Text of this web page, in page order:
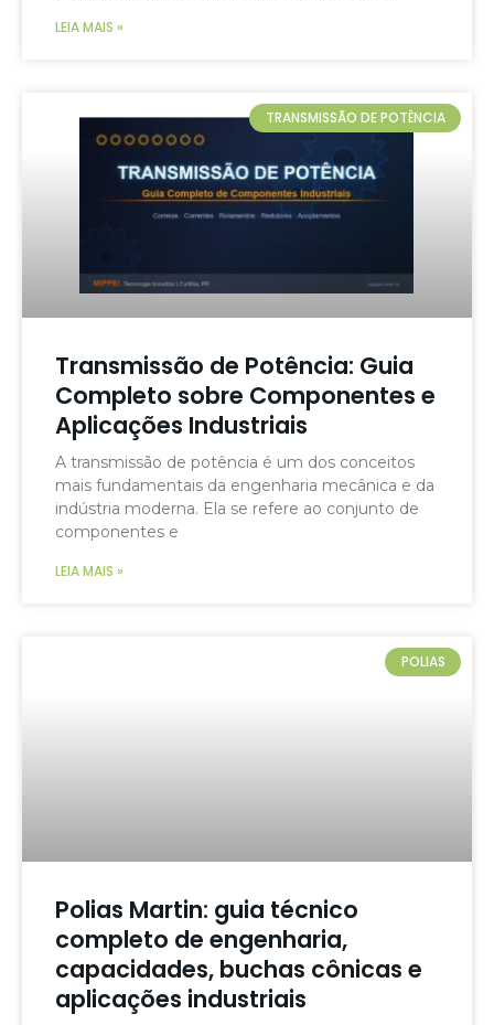
LEIA MAIS »
TRANSMISSÃO DE POTÊNCIA
Transmissão de Potência: Guia
Completo sobre Componentes e
Aplicações Industriais
A transmissão de potência é um dos conceitos
mais fundamentais da engenharia mecânica e da
indústria moderna. Ela se refere ao conjunto de
componentes e
LEIA MAIS »
POLIAS
Polias Martin: guia técnico
completo de engenharia,
capacidades, buchas cônicas e
aplicações industriais